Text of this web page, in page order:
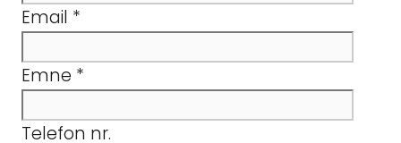
Email *
Emne *
Telefon nr.